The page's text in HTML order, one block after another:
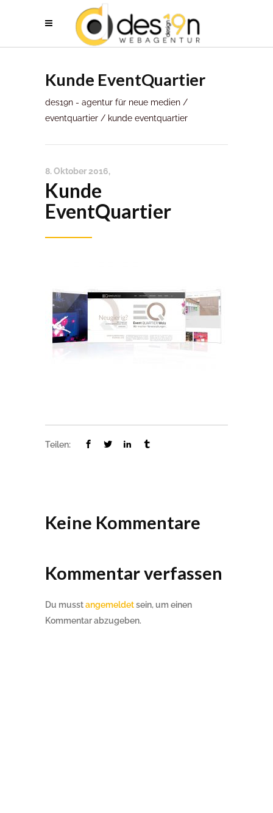
Kunde EventQuartier
des19n - agentur für neue medien /
eventquartier / kunde eventquartier
8. Oktober 2016
Kunde
EventQuartier
Teilen:
Keine Kommentare
Kommentar verfassen
Du musstangemeldetsein, um einen
Kommentar abzugeben.